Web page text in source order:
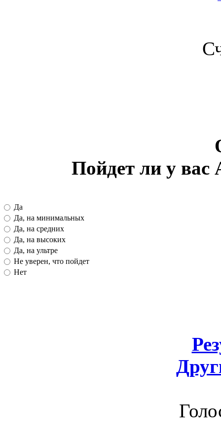
Пойдет ли у вас
Да
Да, на минимальных
Да, на средних
Да, на высоких
Да, на ультре
Не уверен, что пойдет
Нет